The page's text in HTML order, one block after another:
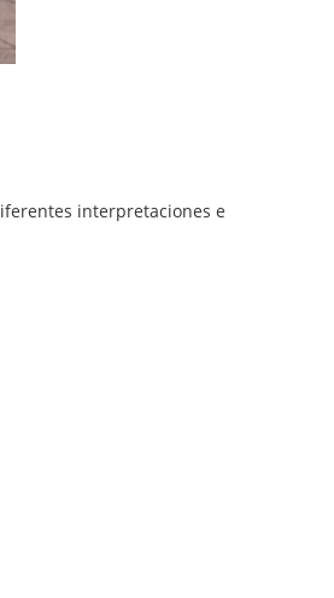
interpretaciones e